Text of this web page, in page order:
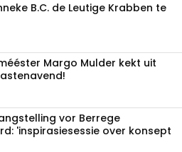
B.C. de Leutige Krabben te
Margo Mulder kekt uit
vor Berrege
'inspirasiesessie over konsept